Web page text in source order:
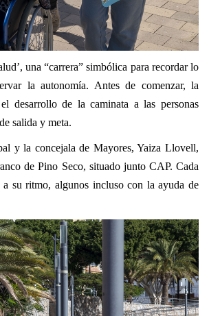
una “carrera” simbólica para recordar lo
la autonomía. Antes de comenzar, la
desarrollo de la caminata a las personas
salida y meta.
y la concejala de Mayores, Yaiza Llovell,
de Pino Seco, situado junto CAP. Cada
su ritmo, algunos incluso con la ayuda de